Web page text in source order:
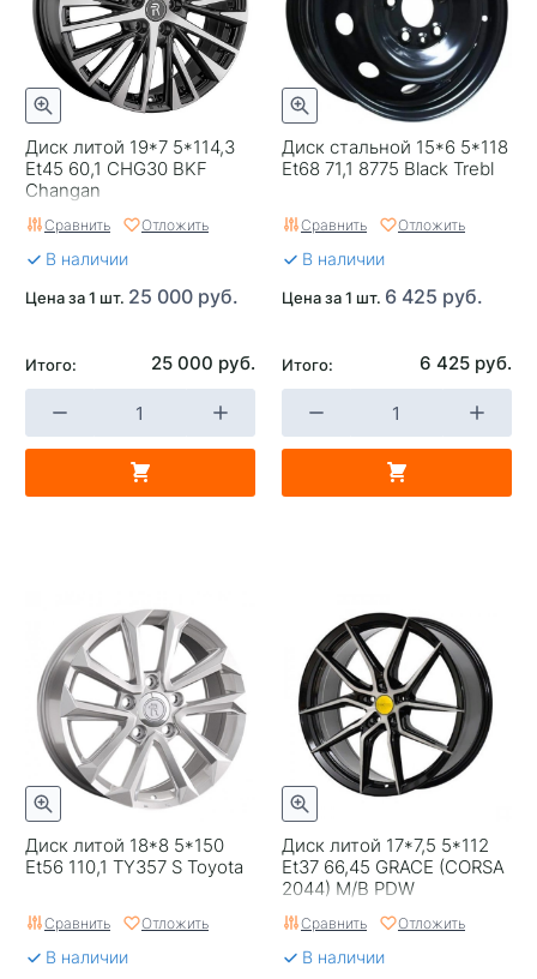
Гарантия
1 год
Цвет
Серебристый
Категория
Легковые
Страна изготовителя
Replica
0
Завод изготовитель
Диск литой 19*7 5*114,3
Et45 60,1 CHG30 BKF
Changan
Сравнить Отложить
В наличии
Цена за 1 шт. 25 000 руб.
Итого: 25 000 руб.
Диск стальной 15*6 5*118
Et68 71,1 8775 Black Trebl
Сравнить Отложить
В наличии
Цена за 1 шт. 6 425 руб.
Итого: 6 425 руб.
Диск литой 18*8 5*150
Et56 110,1 TY357 S Toyota
Сравнить Отложить
В наличии
Диск литой 17*7,5 5*112
Et37 66,45 GRACE (CORSA
2044) M/B PDW
Сравнить Отложить
В наличии